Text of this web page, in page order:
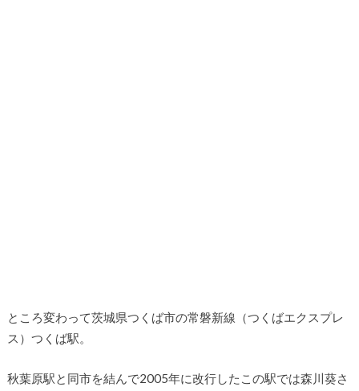
ところ変わって茨城県つくば市の常磐新線（つくばエクスプレ
ス）つくば駅。
秋葉原駅と同市を結んで2005年に改行したこの駅では森川葵さ